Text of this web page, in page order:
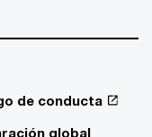
de conducta
global